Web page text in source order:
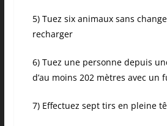
5) Tuez six animaux sans
recharger
6) Tuez une personne depuis
d’au moins 202 mètres avec un
7) Effectuez sept tirs en pleine